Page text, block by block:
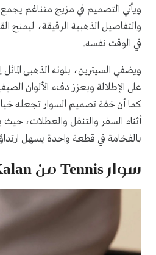
ويأتي التصميم في مزيج متناغم
والتفاصيل الذهبية الرقيقة، ليمنح
في الوقت نفسه.
ويضفي السيترين، بلونه الذهبي
على الإطلالة ويعزز دفء الألوان
كما أن خفة تصميم السوار تجعله
أثناء السفر والتنقل والعطلات،
بالفخامة في قطعة واحدة يسهل
سوار Tennis من Suzanne Kalan